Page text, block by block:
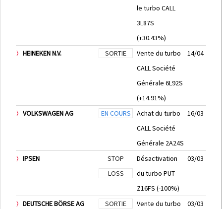
le turbo CALL
3L87S
(+30.43%)
HEINEKEN N.V. SORTIE
Vente du turbo
CALL Société
Générale 6L92S
(+14.91%)
14/04
VOLKSWAGEN AG EN COURS
Achat du turbo
CALL Société
Générale 2A24S
16/03
IPSEN
STOP
LOSS
Désactivation
du turbo PUT
Z16FS (-100%)
03/03
DEUTSCHE BÖRSE AG SORTIE
Vente du turbo
03/03